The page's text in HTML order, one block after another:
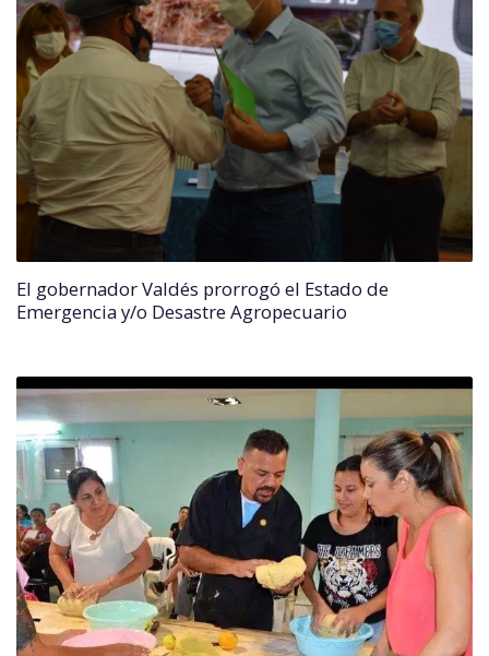
El gobernador Valdés prorrogó el Estado de
Emergencia y/o Desastre Agropecuario